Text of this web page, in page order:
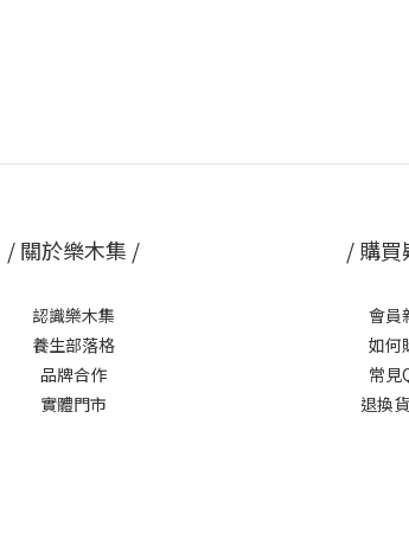
/ 關於樂木集 /
認識樂木集
養生部落格
品牌合作
實體門市
/ 購買
會員
如何
常見
退換